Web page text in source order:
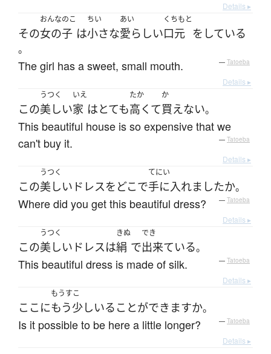
Details ▸
その
おんなのこ
女の子 は
ちい
小さな
あい
愛らしい
くちもと
口元 を している
。
The girl has a sweet, small mouth. — Tatoeba
Details ▸
この
うつく
美しい
いえ
家 はとても
たか
高くて
か
買えない。
This beautiful house is so expensive that we
can't buy it.
— Tatoeba
Details ▸
この
うつく
美しい ドレスを どこで
てにい
手に入れましたか。
Where did you get this beautiful dress? — Tatoeba
Details ▸
この
うつく
美しい ドレスは
きぬ
絹 で
でき
出来ている。
This beautiful dress is made of silk. — Tatoeba
Details ▸
ここ に
もうすこ
もう少しいる ことができますか。
Is it possible to be here a little longer? — Tatoeba
Details ▸